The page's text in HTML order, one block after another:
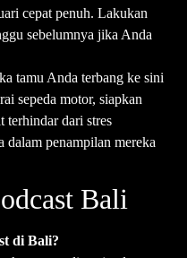
cepat penuh. Lakukan
sebelumnya jika Anda
tamu Anda terbang ke sini
sepeda motor, siapkan
terhindar dari stres
dalam penampilan mereka
Bali
di Bali?